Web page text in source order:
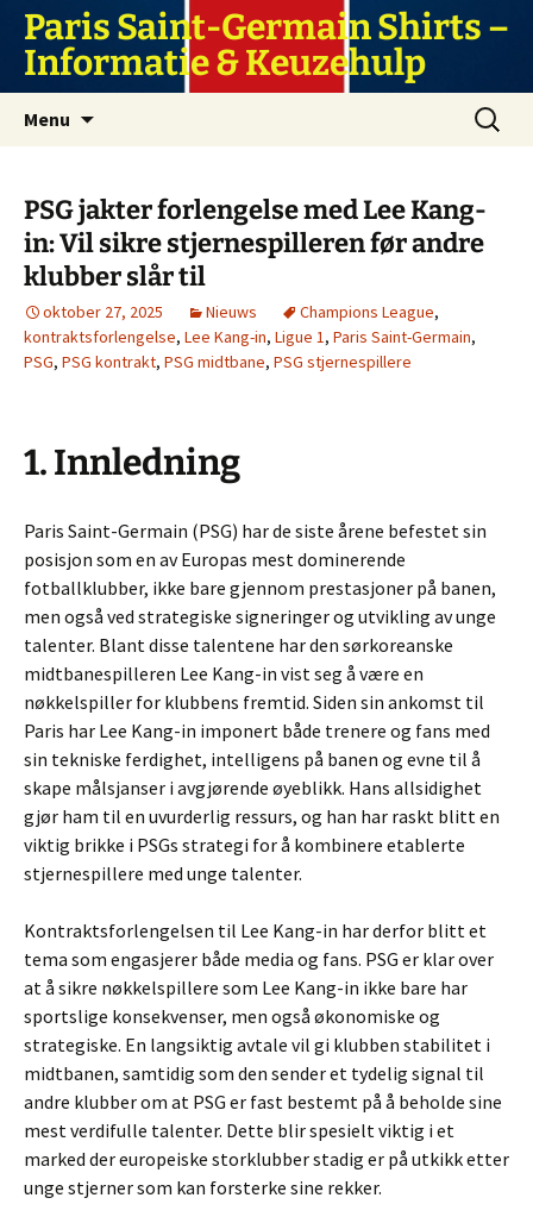
naar
inhoud
Paris Saint-Germain Shirts –
Informatie & Keuzehulp
Menu
Zoeken
naar:
PSG jakter forlengelse med Lee Kang-
in: Vil sikre stjernespilleren før andre
klubber slår til
oktober 27, 2025 Nieuws Champions League,
kontraktsforlengelse, Lee Kang-in, Ligue 1, Paris Saint-Germain,
PSG, PSG kontrakt, PSG midtbane, PSG stjernespillere
1. Innledning
Paris Saint-Germain (PSG) har de siste årene befestet sin
posisjon som en av Europas mest dominerende
fotballklubber, ikke bare gjennom prestasjoner på banen,
men også ved strategiske signeringer og utvikling av unge
talenter. Blant disse talentene har den sørkoreanske
midtbanespilleren Lee Kang-in vist seg å være en
nøkkelspiller for klubbens fremtid. Siden sin ankomst til
Paris har Lee Kang-in imponert både trenere og fans med
sin tekniske ferdighet, intelligens på banen og evne til å
skape målsjanser i avgjørende øyeblikk. Hans allsidighet
gjør ham til en uvurderlig ressurs, og han har raskt blitt en
viktig brikke i PSGs strategi for å kombinere etablerte
stjernespillere med unge talenter.
Kontraktsforlengelsen til Lee Kang-in har derfor blitt et
tema som engasjerer både media og fans. PSG er klar over
at å sikre nøkkelspillere som Lee Kang-in ikke bare har
sportslige konsekvenser, men også økonomiske og
strategiske. En langsiktig avtale vil gi klubben stabilitet i
midtbanen, samtidig som den sender et tydelig signal til
andre klubber om at PSG er fast bestemt på å beholde sine
mest verdifulle talenter. Dette blir spesielt viktig i et
marked der europeiske storklubber stadig er på utkikk etter
unge stjerner som kan forsterke sine rekker.